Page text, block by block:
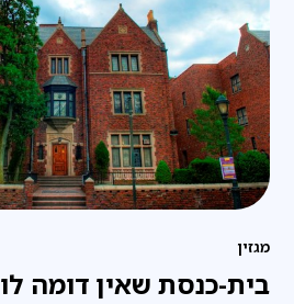
מגזין
בית-כנסת שאין דומה לו